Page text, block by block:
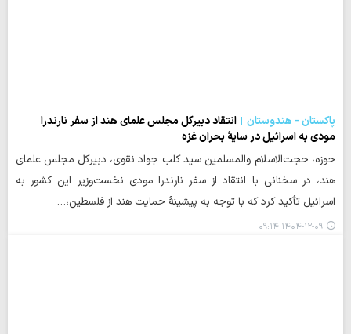
پاکستان - هندوستان
انتقاد دبیرکل مجلس علمای هند از سفر نارندرا
مودی به اسرائیل در سایۀ بحران غزه
حوزه، حجت‌الاسلام والمسلمین سید کلب جواد نقوی، دبیرکل مجلس علمای
هند، در سخنانی با انتقاد از سفر نارندرا مودی نخست‌وزیر این کشور به
اسرائیل تأکید کرد که با توجه به پیشینۀ حمایت هند از فلسطین،…
۱۴۰۴-۱۲-۰۹ ۰۹:۱۴